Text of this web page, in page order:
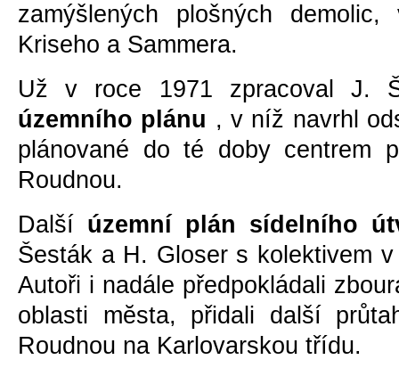
zamýšlených plošných
Kriseho a Sammera.
Už v roce 1971 zpracoval J.
územního plánu , v níž navrhl
plánované do té doby centrem
Roudnou.
Další územní plán sídelního
Šesták a H. Gloser s kolektivem
Autoři i nadále předpokládali
oblasti mĕsta, přidali další
Roudnou na Karlovarskou třídu.